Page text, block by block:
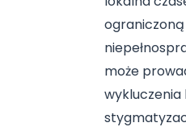
może
wykluczenia